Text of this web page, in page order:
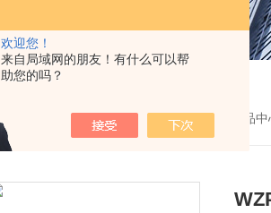
欢迎您！
来自局域网的朋友！有什么可以帮
助您的吗？
您的位置：首页 - 产品